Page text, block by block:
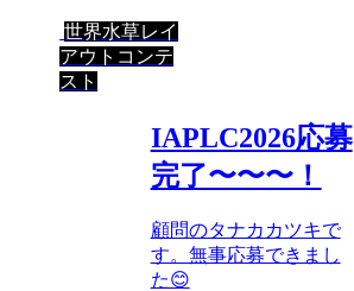
世界水草レイ
アウトコンテ
スト
IAPLC2026応募
完了〜〜〜！
顧問のタナカカツキで
す。無事応募できまし
た😊